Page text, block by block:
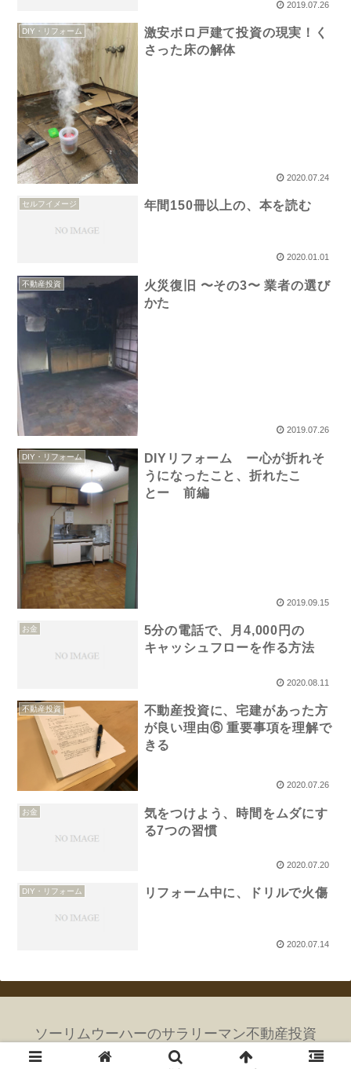
2019.07.26
DIY・リフォーム
激安ボロ戸建て投資の現実！く
さった床の解体
2020.07.24
セルフイメージ 年間150冊以上の、本を読む
2020.01.01
不動産投資
火災復旧 〜その3〜 業者の選び
かた
2019.07.26
DIY・リフォーム
DIYリフォーム ー心が折れそ
うになったこと、折れたこ
とー 前編
2019.09.15
お金
5分の電話で、月4,000円の
キャッシュフローを作る方法
2020.08.11
不動産投資
不動産投資に、宅建があった方
が良い理由⑥ 重要事項を理解で
きる
2020.07.26
お金
気をつけよう、時間をムダにす
る7つの習慣
2020.07.20
DIY・リフォーム リフォーム中に、ドリルで火傷
2020.07.14
ソーリムウーハーのサラリーマン不動産投資
© 2019 ソーリムウーハー